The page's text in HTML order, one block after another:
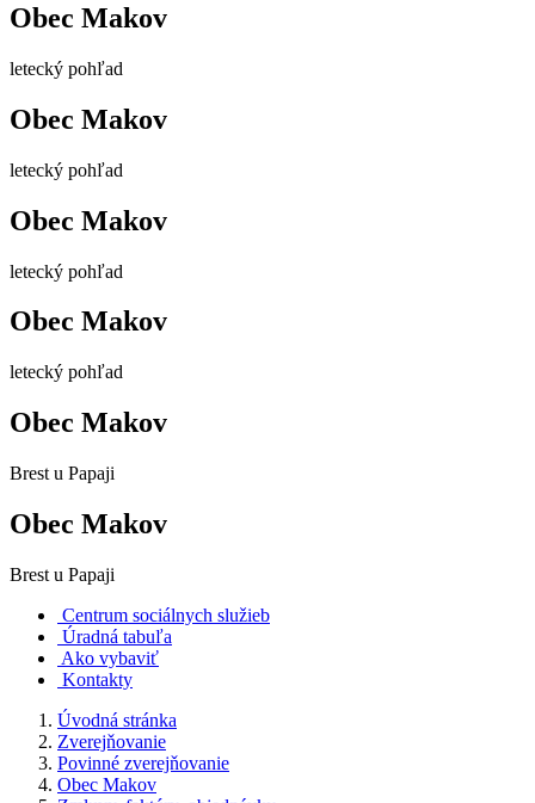
Obec Makov
letecký pohľad
Obec Makov
letecký pohľad
Obec Makov
letecký pohľad
Obec Makov
letecký pohľad
Obec Makov
Brest u Papaji
Obec Makov
Brest u Papaji
Centrum sociálnych služieb
Úradná tabuľa
Ako vybaviť
Kontakty
Úvodná stránka
Zverejňovanie
Povinné zverejňovanie
Obec Makov